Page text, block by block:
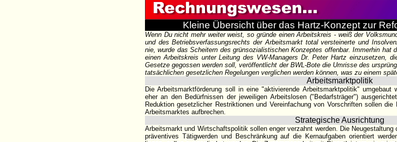
Kleine Übersicht über das Hartz-Konzept zur
Wenn Du nicht mehr weiter weist, so gründe einen Arbeitskreis - weiß der
und des Betriebsverfassungsrechts der Arbeitsmarkt total versteinerte und
nie, wurde das Scheitern des grünsozialistischen Konzeptes offenbar. Immerhin hat
einen Arbeitskreis unter Leitung des VW-Managers Dr. Peter Hartz einzusetzen,
Gesetze gegossen werden soll, veröffentlicht der BWL-Bote die Umrisse des
tatsächlichen gesetzlichen Regelungen verglichen werden können, was zu einem
Arbeitsmarktpolitik
Die Arbeitsmarktförderung soll in eine "aktivierende Arbeitsmarktpolitik" umgebaut
eher an den Bedürfnissen der jeweiligen Arbeitslosen ("Bedarfsträger")
Reduktion gesetzlicher Restriktionen und Vereinfachung von Vorschriften sollen
Arbeitsmarktes aufbrechen.
Strategische Ausrichtung
Arbeitsmarkt und Wirtschaftspolitik sollen enger verzahnt werden. Die
präventives Tätigwerden und Beschränkung auf die Kernaufgaben orientiert